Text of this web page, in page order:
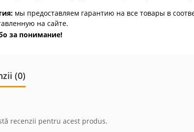
мы предоставляем гарантию на все товары в
на сайте.
за понимание!
(0)
recenzii pentru acest produs.